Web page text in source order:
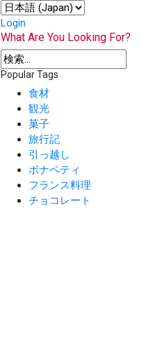
Login
What Are You Looking For?
Popular Tags
食材
観光
菓子
旅行記
引っ越し
ボナペティ
フランス料理
チョコレート